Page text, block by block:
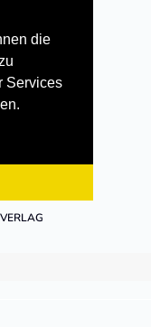
die
Services